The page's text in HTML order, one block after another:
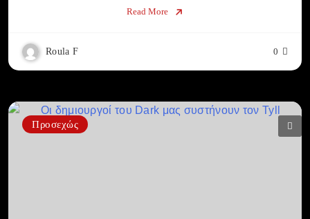
Read More
Roula F 0
Προσεχώς